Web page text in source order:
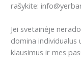
rašykite:
Jei svetainėje
domina individualus
klausimus ir mes